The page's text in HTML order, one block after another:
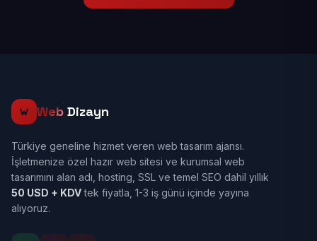
Web Dizayn
Türkiye geneline hizmet veren web tasarım ajansı.
İşletmenize özel hazır web sitesi ve kurumsal web
tasarımını alan adı, hosting, SSL ve temel SEO dahil yıllık
50 USD + KDVtek fiyatla, 1-3 iş günü içinde yayına
alıyoruz.